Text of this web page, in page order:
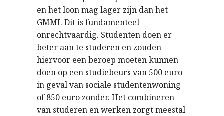
en het loon mag lager zijn dan het
GMMI. Dit is fundamenteel
onrechtvaardig. Studenten doen er
beter aan te studeren en zouden
hiervoor een beroep moeten kunnen
doen op een studiebeurs van 500 euro
in geval van sociale studentenwoning
of 850 euro zonder. Het combineren
van studeren en werken zorgt meestal